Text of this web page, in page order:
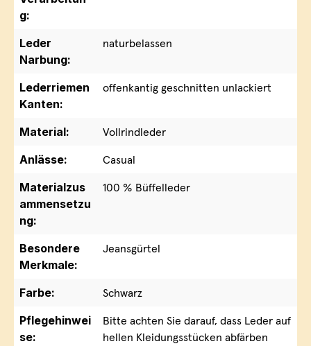
g:
Leder
Narbung:
naturbelassen
Lederriemen
Kanten:
offenkantig geschnitten unlackiert
Material:
Vollrindleder
Anlässe:
Casual
Materialzus
ammensetzu
ng:
100 % Büffelleder
Besondere
Merkmale:
Jeansgürtel
Farbe:
Schwarz
Pflegehinwei
se:
Bitte achten Sie darauf, dass Leder auf
hellen Kleidungsstücken abfärben